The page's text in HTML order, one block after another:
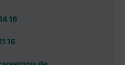
16
16